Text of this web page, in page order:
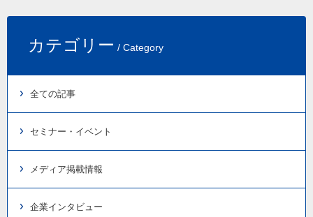
カテゴリー / Category
全ての記事
セミナー・イベント
メディア掲載情報
企業インタビュー